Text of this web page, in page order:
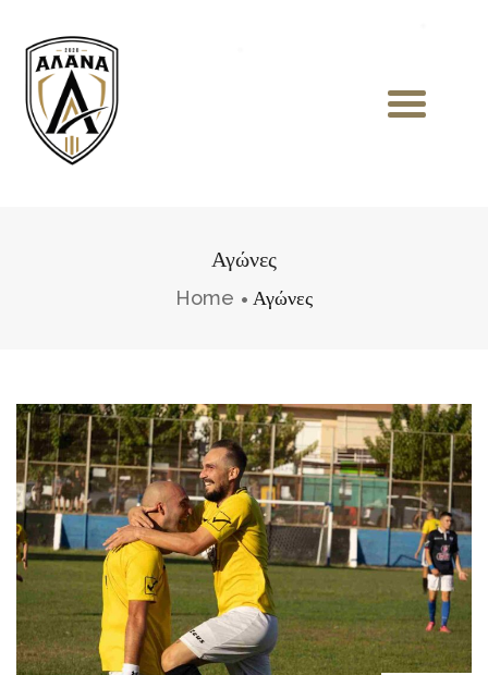
Αγώνες
Home Αγώνες